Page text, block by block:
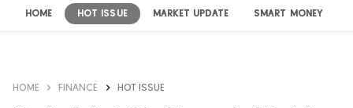
HOME HOT ISSUE MARKET UPDATE SMART MONEY
HOME FINANCE HOT ISSUE